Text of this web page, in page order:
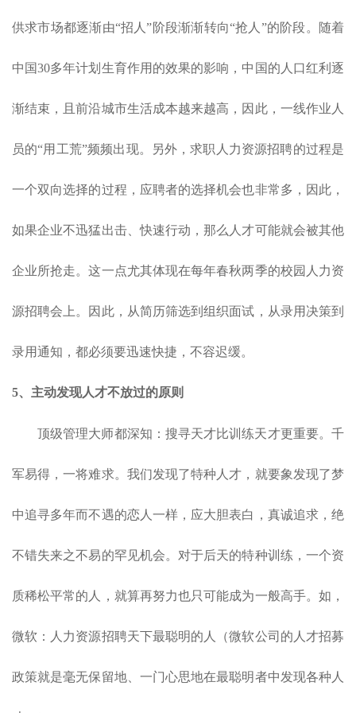
供求市场都逐渐由“招人”阶段渐渐转向“抢人”的阶段。随着
中国30多年计划生育作用的效果的影响，中国的人口红利逐
渐结束，且前沿城市生活成本越来越高，因此，一线作业人
员的“用工荒”频频出现。另外，求职人力资源招聘的过程是
一个双向选择的过程，应聘者的选择机会也非常多，因此，
如果企业不迅猛出击、快速行动，那么人才可能就会被其他
企业所抢走。这一点尤其体现在每年春秋两季的校园人力资
源招聘会上。因此，从简历筛选到组织面试，从录用决策到
录用通知，都必须要迅速快捷，不容迟缓。
5、 主动发现人才不放过的原则
顶级管理大师都深知：搜寻天才比训练天才更重要。千
军易得，一将难求。我们发现了特种人才，就要象发现了梦
中追寻多年而不遇的恋人一样，应大胆表白，真诚追求，绝
不错失来之不易的罕见机会。对于后天的特种训练，一个资
质稀松平常的人，就算再努力也只可能成为一般高手。如，
微软：人力资源招聘天下最聪明的人（微软公司的人才招募
政策就是毫无保留地、一门心思地在最聪明者中发现各种人